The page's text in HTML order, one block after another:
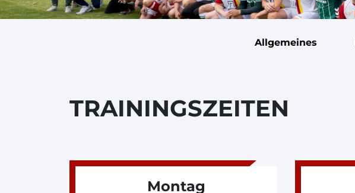
Allgemeines
TRAININGSZEITEN
Montag